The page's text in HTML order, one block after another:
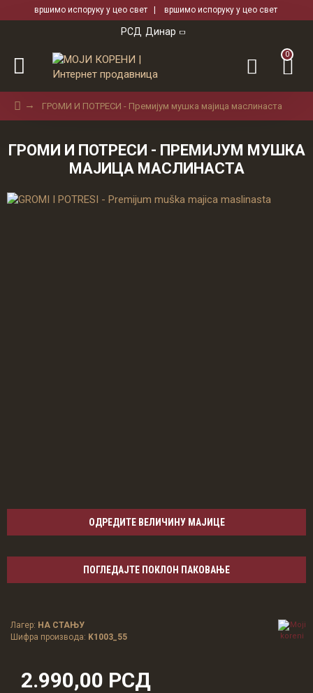
вршимо испоруку у цео свет | вршимо испоруку у цео свет
РСД Динар
0
ГРОМИ И ПОТРЕСИ - Премиjум мушка мајица маслинаста
ГРОМИ И ПОТРЕСИ - ПРЕМИJУМ МУШКА
МАЈИЦА МАСЛИНАСТА
ОДРЕДИТЕ ВЕЛИЧИНУ МАЈИЦЕ
ПОГЛЕДАЈТЕ ПОКЛОН ПАКОВАЊЕ
2.990,00 РСД
Лагер: НА СТАЊУ
Шифра производа: K1003_55